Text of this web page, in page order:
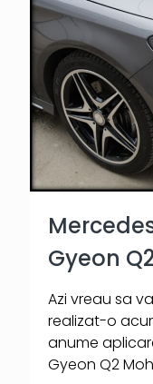
Gyeon
Azi vreau sa
realizat-o
anume
Gyeon Q2